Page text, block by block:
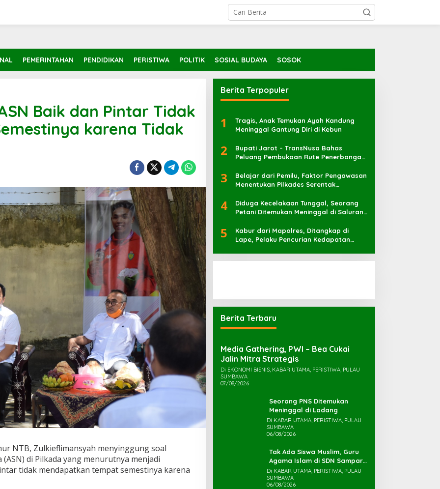
PEMERINTAHAN PENDIDIKAN PERISTIWA POLITIK SOSIAL BUDAYA SOSOK
Baik dan Pintar Tidak
karena Tidak
NTB, Zulkieflimansyah menyinggung soal
di Pilkada yang menurutnya menjadi
tidak mendapatkan tempat semestinya karena
Berita Terpopuler
1
Tragis, Anak Temukan Ayah Kandung
Meninggal Gantung Diri di Kebun
2
Bupati Jarot – TransNusa Bahas
Peluang Pembukaan Rute Penerbangan
Kaharuddin
3
Belajar dari Pemilu, Faktor Pengawasan
Menentukan Pilkades Serentak
4
Diduga Kecelakaan Tunggal, Seorang
Petani Ditemukan Meninggal di Saluran
5
Kabur dari Mapolres, Ditangkap di
Lape, Pelaku Pencurian Kedapatan
Berita Terbaru
Media Gathering, PWI – Bea Cukai
Jalin Mitra Strategis
Di EKONOMI BISNIS, KABAR UTAMA, PERISTIWA, PULAU
SUMBAWA
07/08/2026
Seorang PNS Ditemukan
Meninggal di Ladang
Di KABAR UTAMA, PERISTIWA, PULAU
SUMBAWA
06/08/2026
Tak Ada Siswa Muslim, Guru
Agama Islam di SDN Sampar
Maras Terkatung-katung ‎
Di KABAR UTAMA, PERISTIWA, PULAU
SUMBAWA
06/08/2026